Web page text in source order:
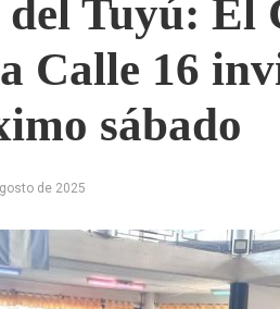
del Tuyú: El
Calle 16
sábado
de 2025